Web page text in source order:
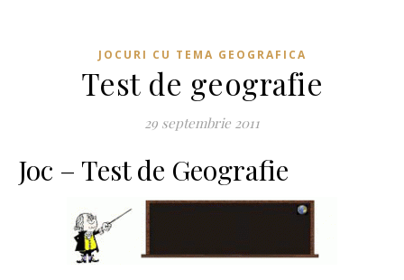
JOCURI CU TEMA GEOGRAFICA
Test de geografie
29 septembrie 2011
Joc – Test de Geografie